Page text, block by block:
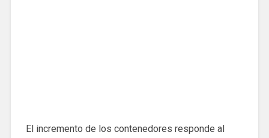
El incremento de los contenedores responde al